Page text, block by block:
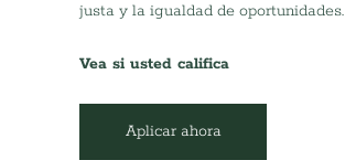
justa y la igualdad de oportunidades.
Vea si usted califica
Aplicar ahora